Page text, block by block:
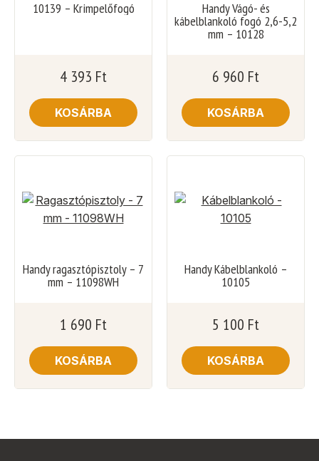
10139 – Krimpelőfogó
4 393 Ft
KOSÁRBA
Handy Vágó- és
kábelblankoló fogó 2,6-5,2
mm – 10128
6 960 Ft
KOSÁRBA
Handy ragasztópisztoly – 7
mm – 11098WH
1 690 Ft
KOSÁRBA
Handy Kábelblankoló –
10105
5 100 Ft
KOSÁRBA